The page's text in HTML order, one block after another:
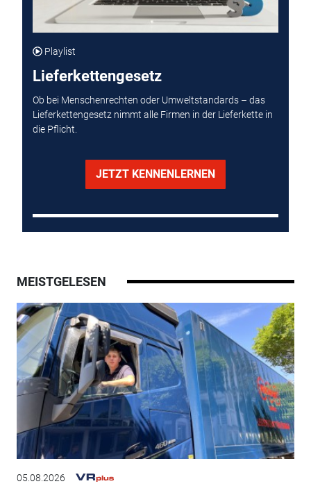
Playlist
Lieferkettengesetz
Ob bei Menschenrechten oder Umweltstandards – das
Lieferkettengesetz nimmt alle Firmen in der Lieferkette in
die Pflicht.
JETZT KENNENLERNEN
MEISTGELESEN
05.08.2026